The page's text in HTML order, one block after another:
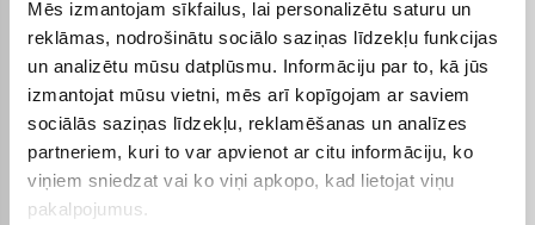
Mēs izmantojam sīkfailus, lai personalizētu saturu un
reklāmas, nodrošinātu sociālo saziņas līdzekļu funkcijas
un analizētu mūsu datplūsmu. Informāciju par to, kā jūs
izmantojat mūsu vietni, mēs arī kopīgojam ar saviem
sociālās saziņas līdzekļu, reklamēšanas un analīzes
partneriem, kuri to var apvienot ar citu informāciju, ko
viņiem sniedzat vai ko viņi apkopo, kad lietojat viņu
pakalpojumus.
lēmumu pieņemt būs vieglāk.
Lielākas vērtības pirkumiem BIGBOX.LV piedāvā ērtu apmaksu
pa daļām – par pirkumu iespējams norēķināties 6 vienādos
maksājumos. Tas ļauj ērtāk plānot izdevumus un izvēlēties sev
piemērotu apmaksas veidu. Pasūtījumi tiek piegādāti visā
Latvijā: piegāde uz pakomātiem maksā no 2,99 €, bet
pasūtījumiem virs 499 € piegāde uz pakomātu ir bez maksas;
kurjera piegādes cena sākas no 3,99 €. Precīzs katras preces